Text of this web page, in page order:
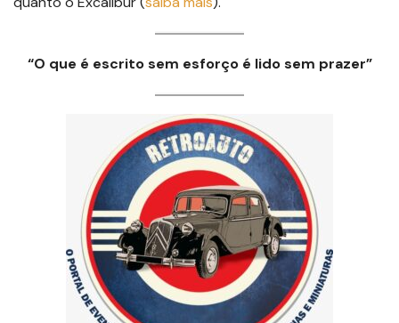
“O que é escrito sem esforço é lido sem prazer”